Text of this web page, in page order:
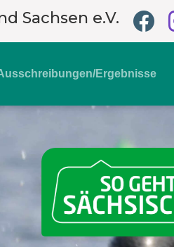
Sachsen e.V.
Ergebnisse